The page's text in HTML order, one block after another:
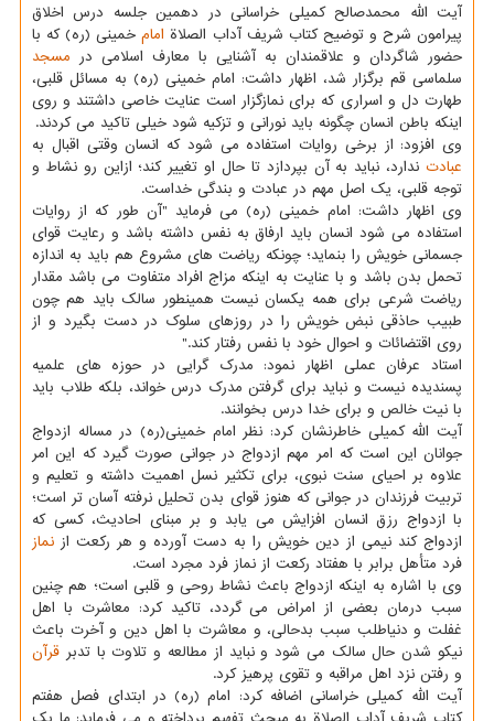
آیت الله محمدصالح کمیلی خراسانی در دهمین جلسه درس اخلاق
پیرامون شرح و توضیح کتاب شریف آداب الصلاة امامخمینی (ره) که با
حضور شاگردان و علاقمندان به آشنایی با معارف اسلامی در مسجد
سلماسی قم برگزار شد، اظهار داشت: امام خمینی (ره) به مسائل قلبی،
طهارت دل و اسراری که برای نمازگزار است عنایت خاصی داشتند و روی
اینکه باطن انسان چگونه باید نورانی و تزکیه شود خیلی تاکید می کردند.
وی افزود: از برخی روایات استفاده می شود که انسان وقتی اقبال به
عبادت ندارد، نباید به آن بپردازد تا حال او تغییر کند؛ ازاین رو نشاط و
توجه قلبی، یک اصل مهم در عبادت و بندگی خداست.
وی اظهار داشت: امام خمینی (ره) می فرماید "آن طور که از روایات
استفاده می شود انسان باید ارفاق به نفس داشته باشد و رعایت قوای
جسمانی خویش را بنماید؛ چونکه ریاضت های مشروع هم باید به اندازه
تحمل بدن باشد و با عنایت به اینکه مزاج افراد متفاوت می باشد مقدار
ریاضت شرعی برای همه یکسان نیست همینطور سالک باید هم چون
طبیب حاذقی نبض خویش را در روزهای سلوک در دست بگیرد و از
روی اقتضائات و احوال خود با نفس رفتار کند."
استاد عرفان عملی اظهار نمود: مدرک گرایی در حوزه های علمیه
پسندیده نیست و نباید برای گرفتن مدرک درس خواند، بلکه طلاب باید
با نیت خالص و برای خدا درس بخوانند.
آیت الله کمیلی خاطرنشان کرد: نظر امام خمینی(ره) در مساله ازدواج
جوانان این است که امر مهم ازدواج در جوانی صورت گیرد که این امر
علاوه بر احیای سنت نبوی، برای تکثیر نسل اهمیت داشته و تعلیم و
تربیت فرزندان در جوانی که هنوز قوای بدن تحلیل نرفته آسان تر است؛
با ازدواج رزق انسان افزایش می یابد و بر مبنای احادیث، کسی که
ازدواج کند نیمی از دین خویش را به دست آورده و هر رکعت از نماز
فرد متأهل برابر با هفتاد رکعت از نماز فرد مجرد است.
وی با اشاره به اینکه ازدواج باعث نشاط روحی و قلبی است؛ هم چنین
سبب درمان بعضی از امراض می گردد، تاکید کرد: معاشرت با اهل
غفلت و دنیاطلب سبب بدحالی، و معاشرت با اهل دین و آخرت باعث
نیکو شدن حال سالک می شود و نباید از مطالعه و تلاوت با تدبر قرآن
و رفتن نزد اهل مراقبه و تقوی پرهیز کرد.
آیت الله کمیلی خراسانی اضافه کرد: امام (ره) در ابتدای فصل هفتم